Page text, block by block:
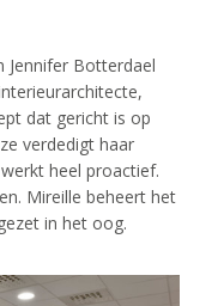
Jennifer Botterdael
dat gericht is op
verdedigt haar
heel proactief.
Mireille beheert het
in het oog.